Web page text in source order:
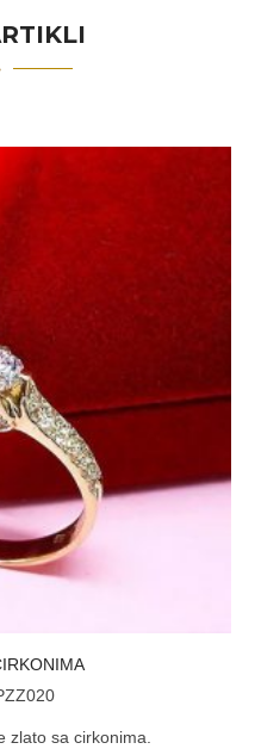
zlato sa cirkonima.